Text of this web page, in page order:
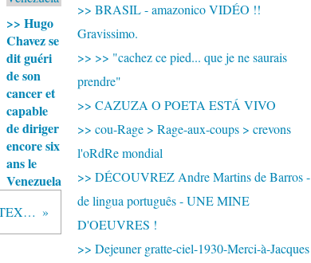
>> Hugo
Chavez se
dit guéri
de son
cancer et
capable
de diriger
encore six
ans le
Venezuela
>> "Crise financeira ou... de superprodução ?" UN TEXTE ESSENTIEL !!
>> BRASIL - amazonico VIDÉO !!
Gravissimo.
>> >> "cachez ce pied... que je ne saurais
prendre"
>> CAZUZA O POETA ESTÁ VIVO
>> cou-Rage > Rage-aux-coups > crevons
l'oRdRe mondial
>> DÉCOUVREZ Andre Martins de Barros -
de lingua português - UNE MINE
D'OEUVRES !
>> Dejeuner gratte-ciel-1930-Merci-à-Jacques